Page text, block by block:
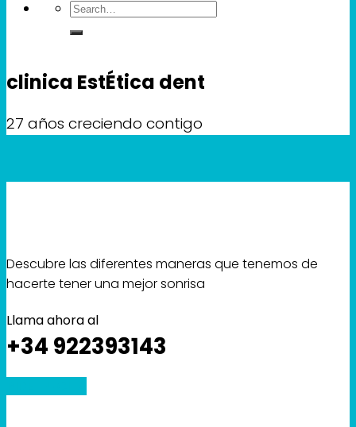
clinica EstÉtica dent
27 años creciendo contigo
Descubre las diferentes maneras que tenemos de
hacerte tener una mejor sonrisa
Llama ahora al
+34 922393143